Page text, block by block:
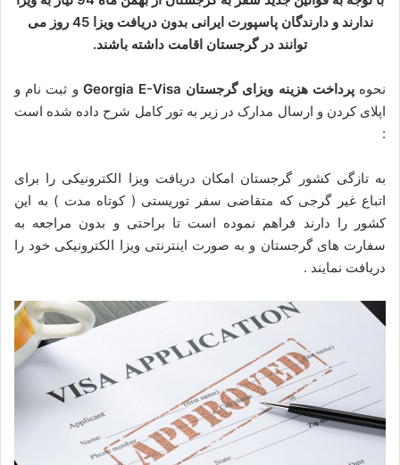
ندارند و دارندگان پاسپورت ایرانی بدون دریافت ویزا 45 روز می
توانند در گرجستان اقامت داشته باشند.
نحوهپرداخت هزینه ویزای گرجستان Georgia E-Visa
و ثبت نام و
اپلای کردن و ارسال مدارک در زیر به تور کامل شرح داده شده است
:
به تازگی کشور گرجستان امکان دریافت ویزا الکترونیکی را برای
اتباع غیر گرجی که متقاضی سفر توریستی ( کوتاه مدت ) به این
کشور را دارند فراهم نموده است تا براحتی و بدون مراجعه به
سفارت های گرجستان و به صورت اینترنتی ویزا الکترونیکی خود را
دریافت نمایند .